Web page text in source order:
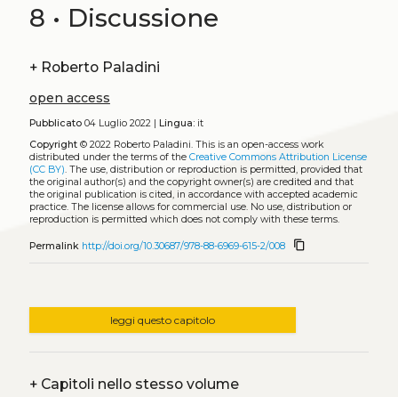
8 • Discussione
+ Roberto Paladini
open access
Pubblicato04 Luglio 2022 | Lingua:it
Copyright© 2022 Roberto Paladini. This is an open-access work
distributed under the terms of the Creative Commons Attribution License
(CC BY). The use, distribution or reproduction is permitted, provided that
the original author(s) and the copyright owner(s) are credited and that
the original publication is cited, in accordance with accepted academic
practice. The license allows for commercial use. No use, distribution or
reproduction is permitted which does not comply with these terms.
Permalink http://doi.org/10.30687/978-88-6969-615-2/008 content_copy
leggi questo capitolo
+Capitoli nello stesso volume